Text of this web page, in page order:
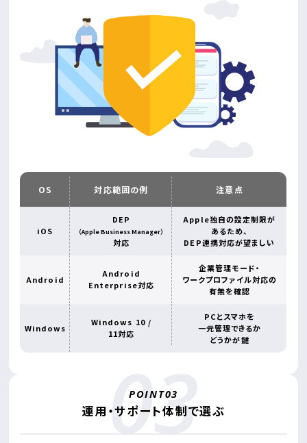
OS 対応範囲の例 注意点
iOS
DEP
（Apple Business Manager）
対応
Apple独自の設定制限が
あるため、
DEP連携対応が望ましい
Android
Android
Enterprise対応
企業管理モード・
ワークプロファイル対応の
有無を確認
Windows
Windows 10 /
11対応
PCとスマホを
一元管理できるか
どうかが鍵
運用・サポート体制で選ぶ